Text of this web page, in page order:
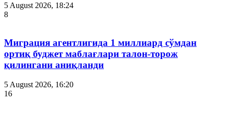
5 August 2026, 18:24
8
Миграция агентлигида 1 миллиард сўмдан
ортиқ буджет маблағлари талон-торож
қилингани аниқланди
5 August 2026, 16:20
16